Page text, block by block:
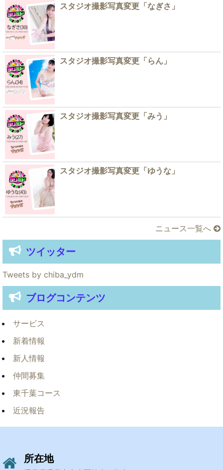
スタジオ撮影写真変更「なぎさ」
スタジオ撮影写真変更「らん」
スタジオ撮影写真変更「みう」
スタジオ撮影写真変更「ゆうな」
ニュース一覧へ
ツイッター
Tweets by chiba_ydm
ブログコンテンツ
サービス
新着情報
新人情報
仲間募集
東千葉コース
近況報告
所在地